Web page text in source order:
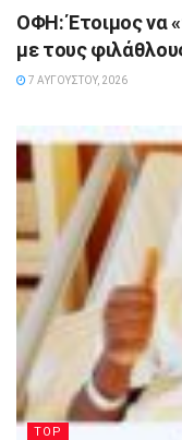
ΟΦΗ: Έτοιμος να
με τους
7 ΑΥΓΟΎΣΤΟΥ, 2026
TOP